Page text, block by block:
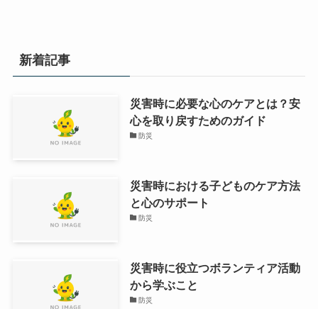
新着記事
災害時に必要な心のケアとは？安
心を取り戻すためのガイド
防災
災害時における子どものケア方法
と心のサポート
防災
災害時に役立つボランティア活動
から学ぶこと
防災